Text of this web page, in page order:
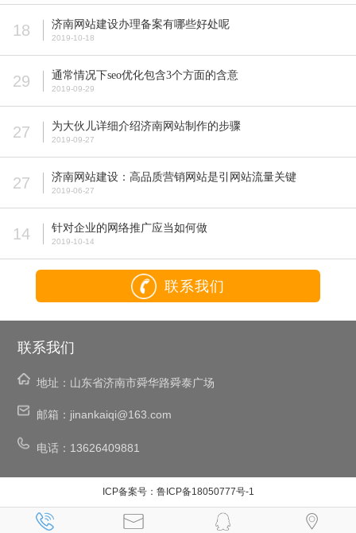
18 济南网站建设办理备案有哪些好处呢
2019-10-18
29 通常情况下seo优化包含3个方面的含意
2019-09-29
27 为大伙儿详细介绍济南网站制作的步骤
2019-09-27
27 济南网站建设：高品质营销网站是引网站流量关键
2019-06-27
14 针对企业的网络推广应当如何做
2019-10-14
联系我们
联系我们
地址： 山东省济南市舜华路舜泰广场
邮箱： jinankaiqi@163.com
电话： 13626409881
ICP备案号： 鲁ICP备18050777号-1